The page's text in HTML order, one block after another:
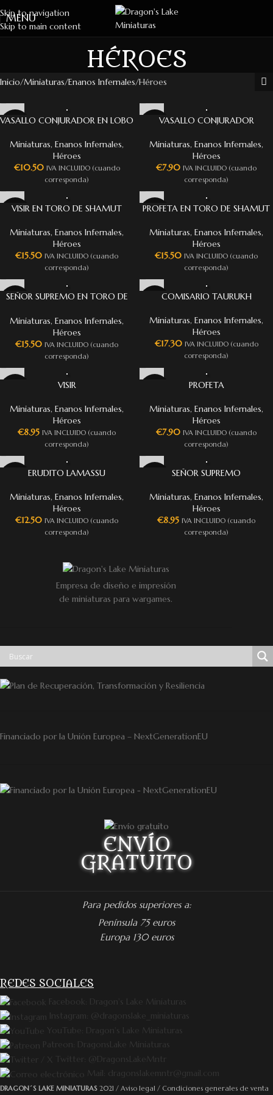
Skip to navigation
Skip to main content
MENU
HÉROES
Inicio Miniaturas Enanos Infernales Héroes
VASALLO CONJURADOR EN LOBO
Miniaturas, Enanos Infernales,
Héroes
€10.50 IVA INCLUIDO (cuando
corresponda)
VASALLO CONJURADOR
Miniaturas, Enanos Infernales,
Héroes
€7.90 IVA INCLUIDO (cuando
corresponda)
VISIR EN TORO DE SHAMUT
Miniaturas, Enanos Infernales,
Héroes
€15.50 IVA INCLUIDO (cuando
corresponda)
PROFETA EN TORO DE SHAMUT
Miniaturas, Enanos Infernales,
Héroes
€15.50 IVA INCLUIDO (cuando
corresponda)
SEÑOR SUPREMO EN TORO DE
Miniaturas, Enanos Infernales,
Héroes
€15.50 IVA INCLUIDO (cuando
corresponda)
COMISARIO TAURUKH
Miniaturas, Enanos Infernales,
Héroes
€17.30 IVA INCLUIDO (cuando
corresponda)
VISIR
Miniaturas, Enanos Infernales,
Héroes
€8.95 IVA INCLUIDO (cuando
corresponda)
PROFETA
Miniaturas, Enanos Infernales,
Héroes
€7.90 IVA INCLUIDO (cuando
corresponda)
ERUDITO LAMASSU
Miniaturas, Enanos Infernales,
Héroes
€12.50 IVA INCLUIDO (cuando
corresponda)
SEÑOR SUPREMO
Miniaturas, Enanos Infernales,
Héroes
€8.95 IVA INCLUIDO (cuando
corresponda)
Empresa de diseño e impresión
de miniaturas para wargames.
Financiado por la Unión Europea – NextGenerationEU
ENVÍO
GRATUITO
Para pedidos superiores a:
Península 75 euros
Europa 130 euros
REDES SOCIALES
Facebook: Dragon's Lake Miniaturas
Instagram: @dragonslake_miniaturas
YouTube: Dragon's Lake Miniaturas
Patreon: DragonsLake Miniaturas
Twitter: @DragonsLakeMntr
Mail: dragonslakemntr@gmail.com
DRAGON´S LAKE MINIATURAS 2021 / Aviso legal / Condiciones generales de venta